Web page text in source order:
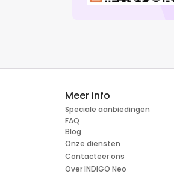
Meer info
Speciale aanbiedingen
FAQ
Blog
Onze diensten
Contacteer ons
Over INDIGO Neo